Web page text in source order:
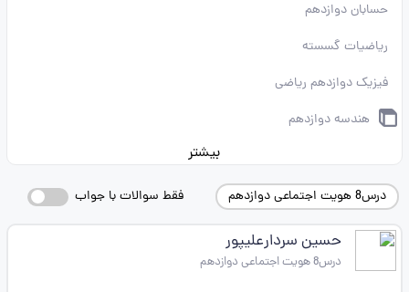
حسابان دوازدهم
ریاضیات گسسته
فیزیک دوازدهم ریاضی
هندسه دوازدهم
بیشتر
درس8 هویت اجتماعی دوازدهم فقط سوالات با جواب
حسین سردارعلیپور
درس8 هویت اجتماعی دوازدهم